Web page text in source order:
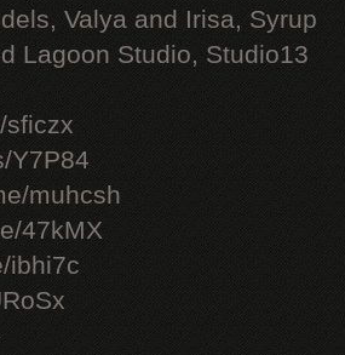
Valya and Irisa, Syrup
Lagoon Studio, Studio13
sficzx
Y7P84
muhcsh
47kMX
ibhi7c